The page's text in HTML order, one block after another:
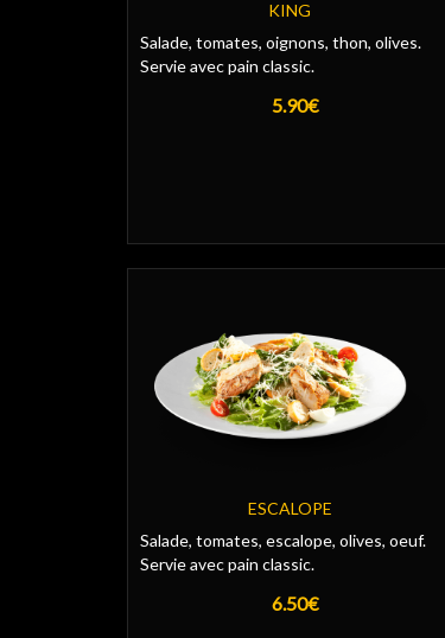
KING
Salade, tomates, oignons, thon, olives.
Servie avec pain classic.
5.90€
ESCALOPE
Salade, tomates, escalope, olives, oeuf.
Servie avec pain classic.
6.50€